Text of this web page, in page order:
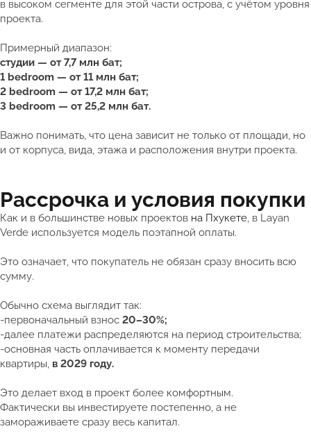
в высоком сегменте для этой части острова, с учётом уровня
проекта.
Примерный диапазон:
студии — от 7,7 млн бат;
1 bedroom — от 11 млн бат;
2 bedroom — от 17,2 млн бат;
3 bedroom — от 25,2 млн бат.
Важно понимать, что цена зависит не только от площади, но
и от корпуса, вида, этажа и расположения внутри проекта.
Рассрочка и условия покупки
Как и в большинстве новых проектов на Пхукете, в Layan
Verde используется модель поэтапной оплаты.
Это означает, что покупатель не обязан сразу вносить всю
сумму.
Обычно схема выглядит так:
-первоначальный взнос 20–30%;
-далее платежи распределяются на период строительства;
-основная часть оплачивается к моменту передачи
квартиры, в 2029 году.
Это делает вход в проект более комфортным.
Фактически вы инвестируете постепенно, а не
замораживаете сразу весь капитал.